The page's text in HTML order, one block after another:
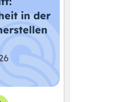
in der